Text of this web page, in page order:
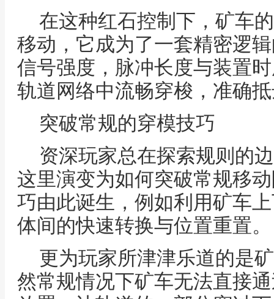
在这种红石控制下，矿车
移动，它成为了一套精密逻
信号强度，脉冲长度与装置
轨道网络中流畅穿梭，准确
突破常规的穿模技巧
资深玩家总在探索规则的
这里演变为如何突破常规移
巧由此诞生，例如利用矿车
体间的快速转换与位置重置。
更为玩家所津津乐道的是
然常规情况下矿车无法直接